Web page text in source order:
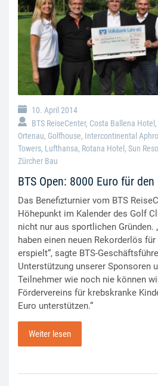
10. April 2014
BTS ReiseCenter, Costa Ballena Hotel ,
Ortenau, Golfhouse, Intercontinental
Towers, Lufthansa, Rotana Hotel , Sun
Zürcher Bau
BTS Open: 8000 Euro für
Das Benefizturnier vom BTS
Höhepunkt im Kalender des Golf
nicht nur aus sportlichen
haben einen neuen Rekorderlös
erspielt“, sagte BTS-
Unterstützung unserer Sponsoren
Teilnehmer wie noch nie können
Fördervereins für krebskranke
Euro unterstützen.“
Weiter lesen